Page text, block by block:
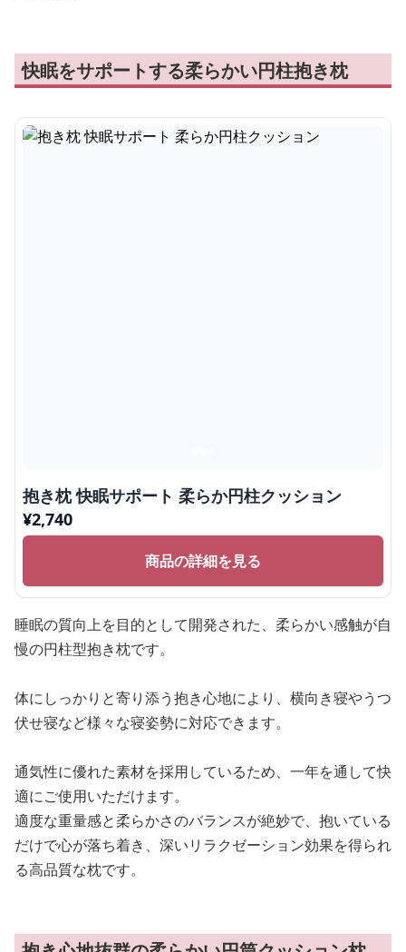
快眠をサポートする柔らかい円柱抱き枕
抱き枕 快眠サポート 柔らか円柱クッション
¥2,740
商品の詳細を見る
睡眠の質向上を目的として開発された、柔らかい感触が自
慢の円柱型抱き枕です。
体にしっかりと寄り添う抱き心地により、横向き寝やうつ
伏せ寝など様々な寝姿勢に対応できます。
通気性に優れた素材を採用しているため、一年を通して快
適にご使用いただけます。
適度な重量感と柔らかさのバランスが絶妙で、抱いている
だけで心が落ち着き、深いリラクゼーション効果を得られ
る高品質な枕です。